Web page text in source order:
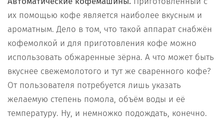
их помощью кофе является наиболее вкусным и
ароматным. Дело в том, что такой аппарат снабжён
кофемолкой и для приготовления кофе можно
использовать обжаренные зёрна. А что может быть
вкуснее свежемолотого и тут же сваренного кофе?
От пользователя потребуется лишь указать
желаемую степень помола, объём воды и её
температуру. Ну, и немножко подождать, конечно.